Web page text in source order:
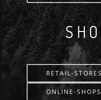
RETAIL-STORES
ONLINE-SHOPS